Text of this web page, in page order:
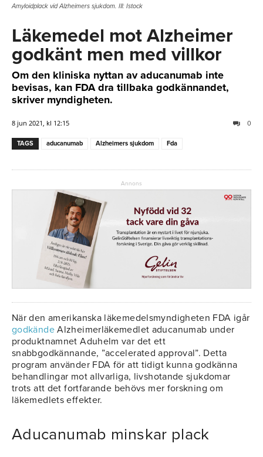
Amyloidplack vid Alzheimers sjukdom. Ill: Istock
Läkemedel mot Alzheimer
godkänt men med villkor
Om den kliniska nyttan av aducanumab inte
bevisas, kan FDA dra tillbaka godkännandet,
skriver myndigheten.
8 jun 2021, kl 12:15 0
TAGS aducanumab Alzheimers sjukdom Fda
Annons
­När den amerikanska läkemedelsmyndigheten FDA igår
godkändeAlzheimerläkemedlet aducanumab under
produktnamnet Aduhelm var det ett
snabbgodkännande, ”accelerated approval”. Detta
program använder FDA för att tidigt kunna godkänna
behandlingar mot allvarliga, livshotande sjukdomar
trots att det fortfarande behövs mer forskning om
läkemedlets effekter.
Aducanumab minskar plack